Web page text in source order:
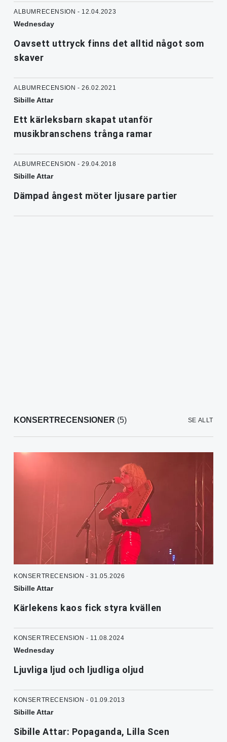
ALBUMRECENSION - 12.04.2023
Wednesday
Oavsett uttryck finns det alltid något som
skaver
ALBUMRECENSION - 26.02.2021
Sibille Attar
Ett kärleksbarn skapat utanför
musikbranschens trånga ramar
ALBUMRECENSION - 29.04.2018
Sibille Attar
Dämpad ångest möter ljusare partier
KONSERTRECENSIONER (5) SE ALLT
KONSERTRECENSION - 31.05.2026
Sibille Attar
Kärlekens kaos fick styra kvällen
KONSERTRECENSION - 11.08.2024
Wednesday
Ljuvliga ljud och ljudliga oljud
KONSERTRECENSION - 01.09.2013
Sibille Attar
Sibille Attar: Popaganda, Lilla Scen